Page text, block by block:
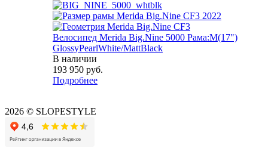
Велосипед Merida Big.Nine 5000 Рама:M(17")
GlossyPearlWhite/MattBlack
В наличии
193 950 руб.
Подробнее
2026 © SLOPESTYLE